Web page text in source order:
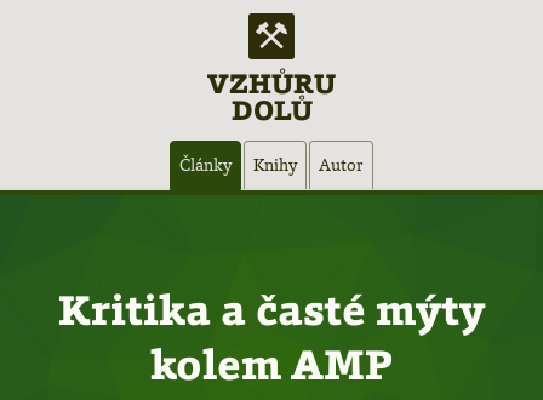
VZHŮRU
DOLŮ
Články Knihy Autor
Kritika a časté mýty
kolem AMP